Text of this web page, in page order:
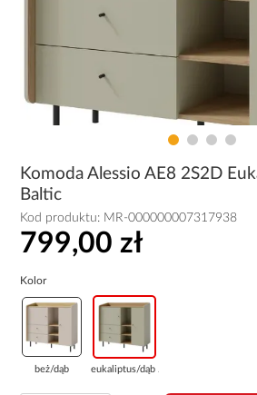
Komoda Alessio AE8 2S2D
Baltic
Kod produktu: MR-000000007317938
799,00 zł
Kolor
beż/dąb eukaliptus/dąb ...